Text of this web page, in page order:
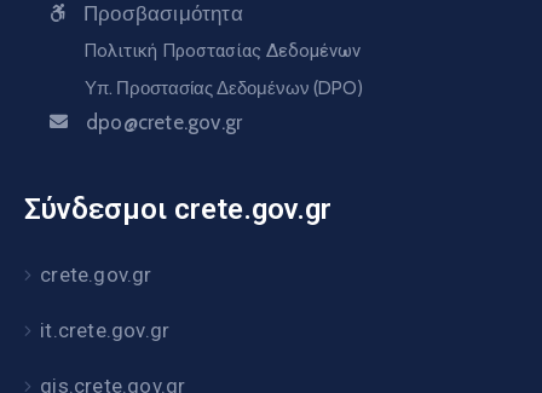
Προσβασιμότητα
Πολιτική Προστασίας Δεδομένων
Υπ. Προστασίας Δεδομένων (DPO)
dpo@crete.gov.gr
Σύνδεσμοι crete.gov.gr
crete.gov.gr
it.crete.gov.gr
gis.crete.gov.gr